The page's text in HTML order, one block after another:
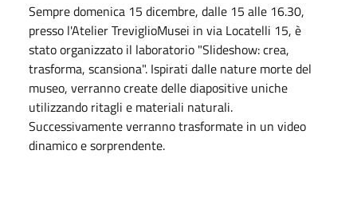
Sempre domenica 15 dicembre, dalle 15 alle 16.30,
presso l'Atelier TreviglioMusei in via Locatelli 15, è
stato organizzato il laboratorio "Slideshow: crea,
trasforma, scansiona". Ispirati dalle nature morte del
museo, verranno create delle diapositive uniche
utilizzando ritagli e materiali naturali.
Successivamente verranno trasformate in un video
dinamico e sorprendente.